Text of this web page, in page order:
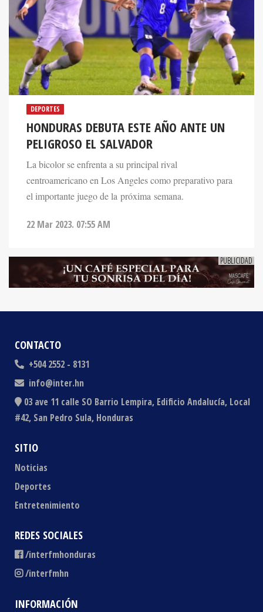
DEPORTES
HONDURAS DEBUTA ESTE AÑO ANTE UN
PELIGROSO EL SALVADOR
La bicolor se enfrenta a su principal rival
centroamericano en Los Angeles como preparativo para
el importante juego de la próxima semana.
22 Mar 2023. 07:55 AM
CONTACTO
+504 2552 - 8131
info@inter.hn
03 ave 11 calle SO Barrio Lempira, Edificio Andalucía, Local
#42, San Pedro Sula, Honduras
SITIO
Noticias
Deportes
Entretenimiento
REDES SOCIALES
/interfmhonduras
/interfmhn
INFORMACIÓN